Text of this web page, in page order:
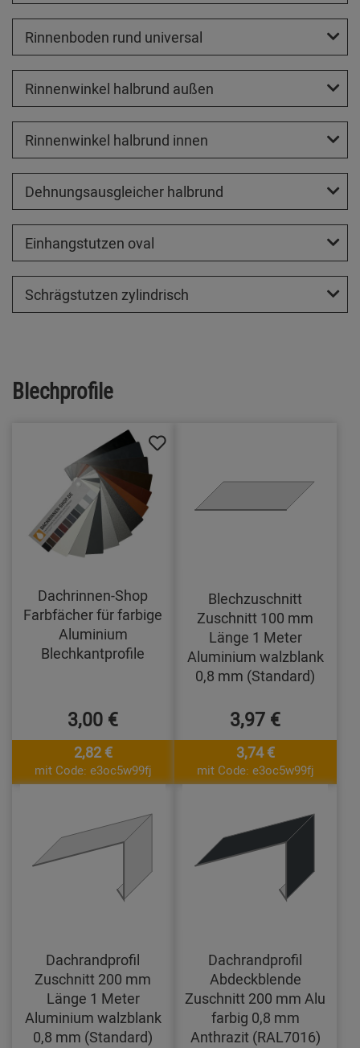
Rinnenboden rund universal
Rinnenwinkel halbrund außen
Rinnenwinkel halbrund innen
Dehnungsausgleicher halbrund
Einhangstutzen oval
Schrägstutzen zylindrisch
Blechprofile
Dachrinnen-Shop
Farbfächer für farbige
Aluminium
Blechkantprofile
3,00 €
2,82 €
mit Code: e3oc5w99fj
Blechzuschnitt
Zuschnitt 100 mm
Länge 1 Meter
Aluminium walzblank
0,8 mm (Standard)
3,97 €
3,74 €
mit Code: e3oc5w99fj
Dachrandprofil
Zuschnitt 200 mm
Länge 1 Meter
Aluminium walzblank
0,8 mm (Standard)
Dachrandprofil
Abdeckblende
Zuschnitt 200 mm Alu
farbig 0,8 mm
Anthrazit (RAL7016)